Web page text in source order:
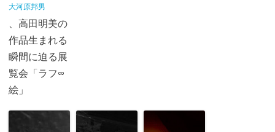
大河原邦男
、高田明美の
作品生まれる
瞬間に迫る展
覧会「ラフ∞
絵」